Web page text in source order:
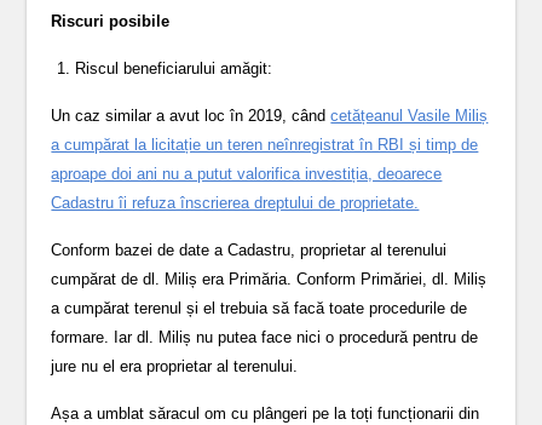
Riscuri posibile
Riscul beneficiarului amăgit:
Un caz similar a avut loc în 2019, cândcetățeanul Vasile Miliș
a cumpărat la licitație un teren neînregistrat în RBI și timp de
aproape doi ani nu a putut valorifica investiția, deoarece
Cadastru îi refuza înscrierea dreptului de proprietate.
Conform bazei de date a Cadastru, proprietar al terenului
cumpărat de dl. Miliș era Primăria. Conform Primăriei, dl. Miliș
a cumpărat terenul și el trebuia să facă toate procedurile de
formare. Iar dl. Miliș nu putea face nici o procedură pentru de
jure nu el era proprietar al terenului.
Așa a umblat săracul om cu plângeri pe la toți funcționarii din